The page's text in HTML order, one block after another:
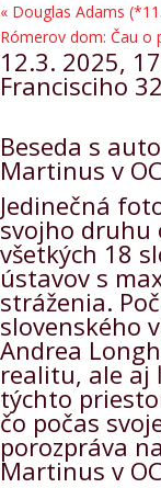
« Douglas Adams
Rómerov dom: Čau o
12.3. 2025,
Francisciho
Beseda s
Martinus v
Jedinečná
svojho druhu
všetkých 18
ústavov s
stráženia.
slovenského
Andrea
realitu, ale aj
týchto
čo počas
porozpráva
Martinus v